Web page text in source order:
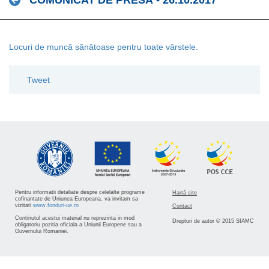
Locuri de muncă sănătoase pentru toate vârstele.
Tweet
Pentru informatii detaliate despre celelalte programe
cofinantate de Uniunea Europeana, va invitam sa
vizitati www.fonduri-ue.ro
Continutul acestui material nu reprezinta in mod
obligatoriu pozitia oficiala a Uniunii Europene sau a
Guvernului Romaniei.
Hartă site
Contact
Drepturi de autor © 2015 SIAMC